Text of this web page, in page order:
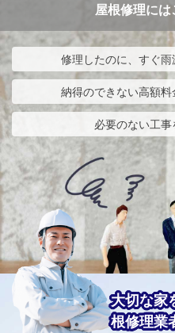
屋根修理に
修理したのに、すぐ
納得のできない高額
必要のない工
大切な家
根修理業